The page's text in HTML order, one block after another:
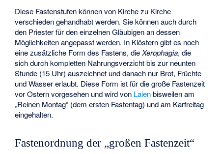
Diese Fastenstufen können von Kirche zu Kirche
verschieden gehandhabt werden. Sie können auch durch
den Priester für den einzelnen Gläubigen an dessen
Möglichkeiten angepasst werden. In Klöstern gibt es noch
eine zusätzliche Form des Fastens, dieXerophagia, die
sich durch kompletten Nahrungsverzicht bis zur neunten
Stunde (15 Uhr) auszeichnet und danach nur Brot, Früchte
und Wasser erlaubt. Diese Form ist für die große Fastenzeit
vor Ostern vorgesehen und wird von Laienbisweilen am
„Reinen Montag“ (dem ersten Fastentag) und am Karfreitag
eingehalten.
Fastenordnung der „großen Fastenzeit“